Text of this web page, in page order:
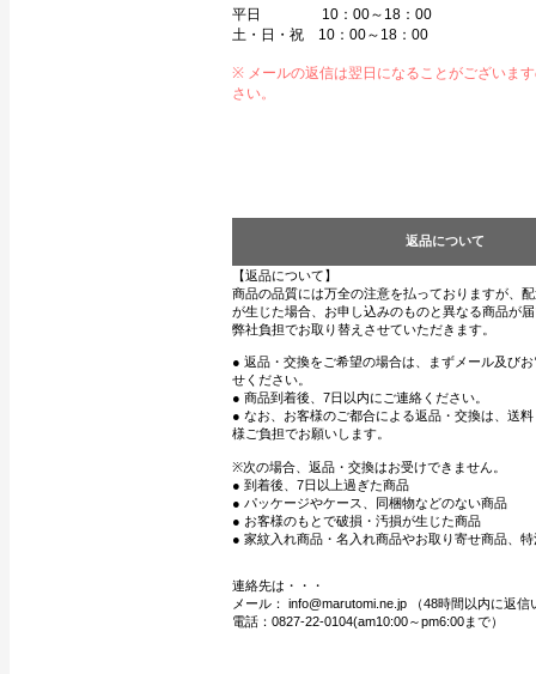
平日 10：00～18：00
土・日・祝 10：00～18：00
※ メールの返信は翌日になることがございま
さい。
返品について
【返品について】
商品の品質には万全の注意を払っておりますが、
が生じた場合、お申し込みのものと異なる商品が
弊社負担でお取り替えさせていただきます。
● 返品・交換をご希望の場合は、まずメール及び
せください。
● 商品到着後、7日以内にご連絡ください。
● なお、お客様のご都合による返品・交換は、送
様ご負担でお願いします。
※次の場合、返品・交換はお受けできません。
● 到着後、7日以上過ぎた商品
● パッケージやケース、同梱物などのない商品
● お客様のもとで破損・汚損が生じた商品
● 家紋入れ商品・名入れ商品やお取り寄せ商品、
連絡先は・・・
メール： info@marutomi.ne.jp （48時間以内に返信
電話：0827-22-0104(am10:00～pm6:00まで）